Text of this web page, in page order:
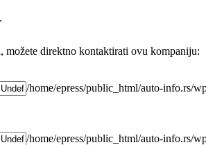
možete direktno kontaktirati ovu kompaniju:
/home/epress/public_html/auto-info.rs/
/home/epress/public_html/auto-info.rs/